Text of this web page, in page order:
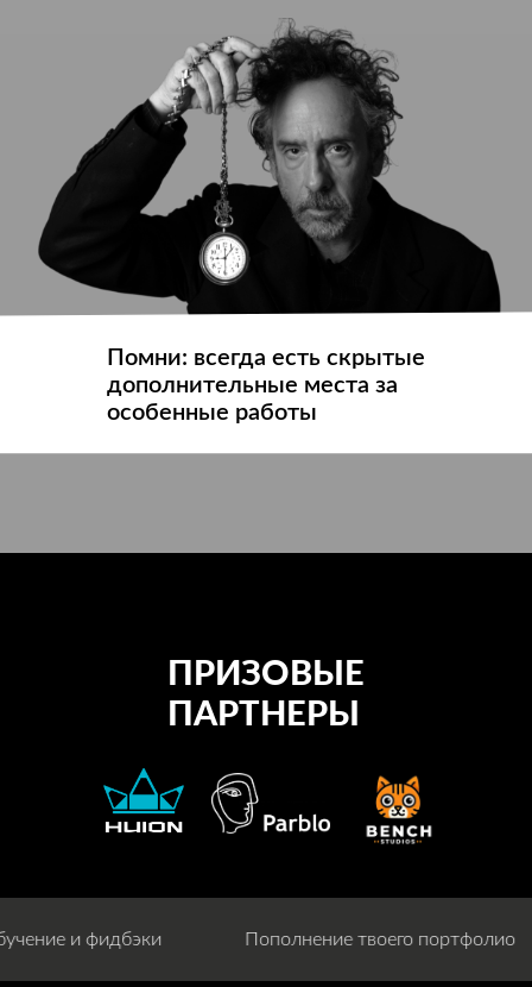
Помни: всегда есть скрытые
дополнительные места за
особенные работы
ПРИЗОВЫЕ
ПАРТНЕРЫ
Обучение и фидбэки Пополнение